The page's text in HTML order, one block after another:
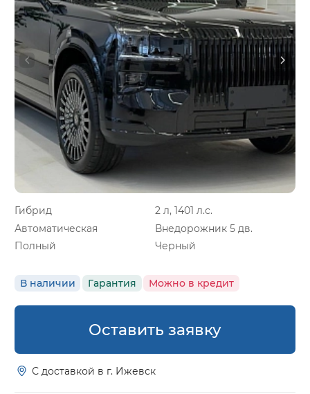
Гибрид
2 л, 1401 л.с.
Автоматическая
Внедорожник 5 дв.
Полный
Черный
В наличии Гарантия Можно в кредит
Оставить заявку
С доставкой в г. Ижевск